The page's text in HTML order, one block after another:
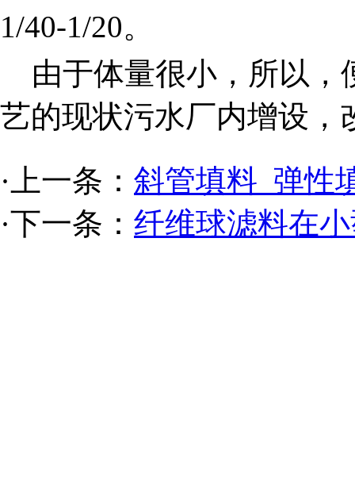
1/40-1/20。
由于体量很小，所以，
艺的现状污水厂内增设，
·上一条： 斜管填料_弹性
·下一条： 纤维球滤料在